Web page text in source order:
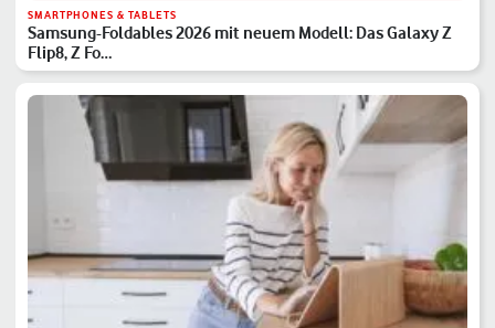
SMARTPHONES & TABLETS
Samsung-Foldables 2026 mit neuem Modell: Das Galaxy Z
Flip8, Z Fo…